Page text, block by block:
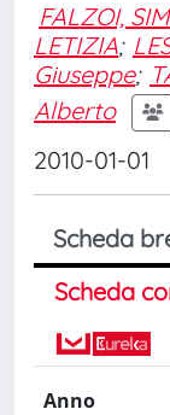
FALZOI,
LETIZIA;
Giuseppe;
Alberto
2010-01-01
Scheda
Scheda
Anno